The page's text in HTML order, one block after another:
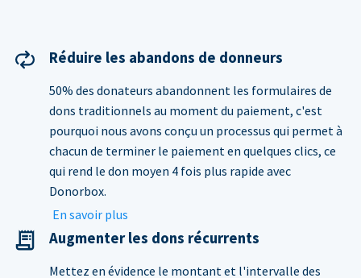
Réduire les abandons de donneurs
50% des donateurs abandonnent les formulaires de
dons traditionnels au moment du paiement, c'est
pourquoi nous avons conçu un processus qui permet à
chacun de terminer le paiement en quelques clics, ce
qui rend le don moyen 4 fois plus rapide avec
Donorbox.
En savoir plus
Augmenter les dons récurrents
Mettez en évidence le montant et l'intervalle des